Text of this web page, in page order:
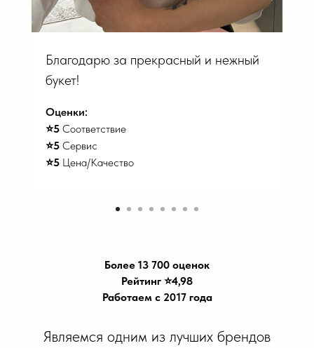
Благодарю за прекрасный и нежный
букет!
Оценки:
⭐️5 Соответствие
⭐️5 Сервис
⭐️5 Цена/Качество
Более 13 700 оценок
Рейтинг ⭐️4,98
Работаем с 2017 года
Являемся одним из лучших брендов